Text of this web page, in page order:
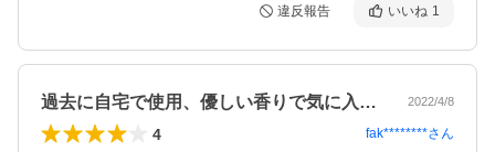
違反報告 いいね 1
過去に自宅で使用、優しい香りで気に入っ… 2022/4/8
4 fak********さん